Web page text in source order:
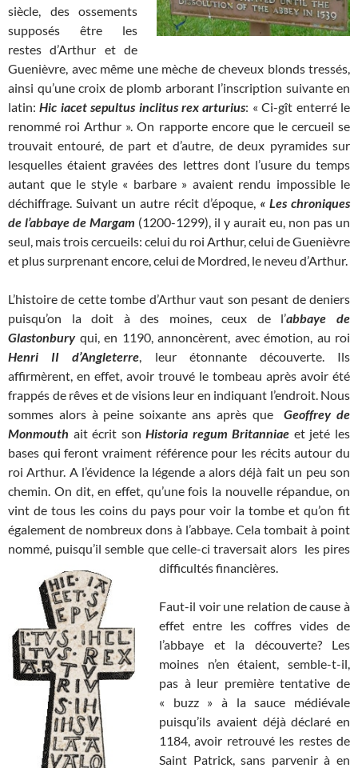
siècle, des ossements
supposés être les
restes d’Arthur et de
Guenièvre, avec même une mèche de cheveux blonds tressés,
ainsi qu’une croix de plomb arborant l’inscription suivante en
latin:Hic iacet sepultus inclitus rex arturius: « Ci-gît enterré le
renommé roi Arthur ». On rapporte encore que le cercueil se
trouvait entouré, de part et d’autre, de deux pyramides sur
lesquelles étaient gravées des lettres dont l’usure du temps
autant que le style « barbare » avaient rendu impossible le
déchiffrage. Suivant un autre récit d’époque, « Les chroniques
de l’abbaye de Margam (1200-1299), il y aurait eu, non pas un
seul, mais trois cercueils: celui du roi Arthur, celui de Guenièvre
et plus surprenant encore, celui de Mordred, le neveu d’Arthur.
L’histoire de cette tombe d’Arthur vaut son pesant de deniers
puisqu’on la doit à des moines, ceux de l’abbaye de
Glastonburyqui, en 1190, annoncèrent, avec émotion, au roi
Henri II d’Angleterre , leur étonnante découverte. Ils
affirmèrent, en effet, avoir trouvé le tombeau après avoir été
frappés de rêves et de visions leur en indiquant l’endroit. Nous
sommes alors à peine soixante ans après queGeoffrey de
Monmouth ait écrit sonHistoria regum Britanniae et jeté les
bases qui feront vraiment référence pour les récits autour du
roi Arthur. A l’évidence la légende a alors déjà fait un peu son
chemin. On dit, en effet, qu’une fois la nouvelle répandue, on
vint de tous les coins du pays pour voir la tombe et qu’on fit
également de nombreux dons à l’abbaye. Cela tombait à point
nommé, puisqu’il semble que celle-ci traversait alors les pires
difficultés financières.
Faut-il voir une relation de cause à
effet entre les coffres vides de
l’abbaye et la découverte? Les
moines n’en étaient, semble-t-il,
pas à leur première tentative de
« buzz » à la sauce médiévale
puisqu’ils avaient déjà déclaré en
1184, avoir retrouvé les restes de
Saint Patrick, sans parvenir à en